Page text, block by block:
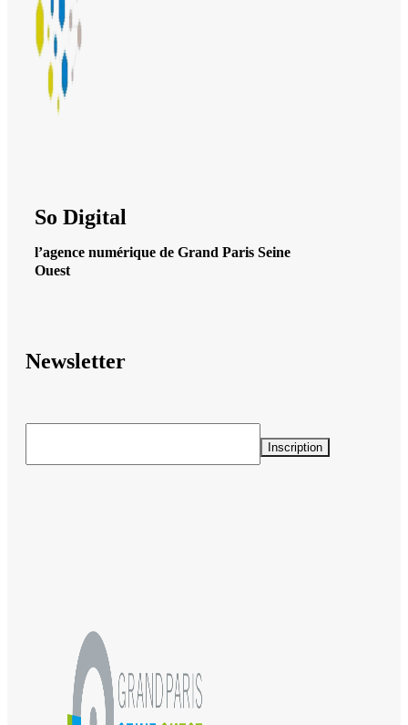
So Digital
l’agence numérique de Grand Paris Seine
Ouest
Newsletter